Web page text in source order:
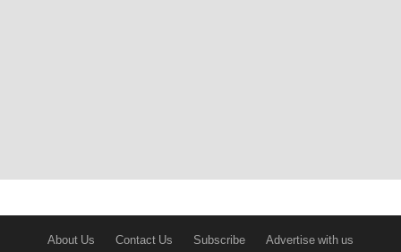
About Us Contact Us Subscribe
Advertise with us